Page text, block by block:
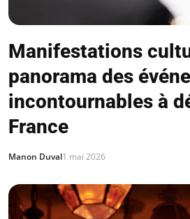
Manifestations
panorama des
incontournables à
France
Manon Duval1 mai 2026